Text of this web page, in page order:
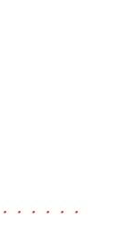
・・・・・